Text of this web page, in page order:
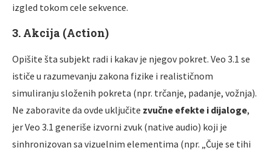
izgled tokom cele sekvence.
3. Akcija (Action)
Opišite šta subjekt radi i kakav je njegov pokret. Veo 3.1 se
ističe u razumevanju zakona fizike i realističnom
simuliranju složenih pokreta (npr. trčanje, padanje, vožnja).
Ne zaboravite da ovde uključite zvučne efekte i dijaloge,
jer Veo 3.1 generiše izvorni zvuk (native audio) koji je
sinhronizovan sa vizuelnim elementima (npr. „Čuje se tihi